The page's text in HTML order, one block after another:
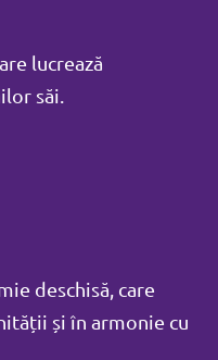
lucrează
săi.
deschisă, care
și în armonie cu